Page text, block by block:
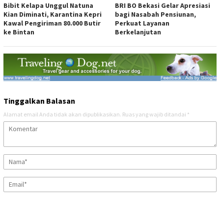
Bibit Kelapa Unggul Natuna
Kian Diminati, Karantina Kepri
Kawal Pengiriman 80.000 Butir
ke Bintan
BRI BO Bekasi Gelar Apresiasi
bagi Nasabah Pensiunan,
Perkuat Layanan
Berkelanjutan
Tinggalkan Balasan
Alamat email Anda tidak akan dipublikasikan. Ruas yang wajib ditandai *